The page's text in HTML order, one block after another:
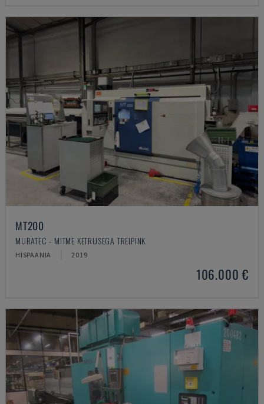
MT200
MURATEC - MITME KETRUSEGA TREIPINK
HISPAANIA 2019
106.000 €